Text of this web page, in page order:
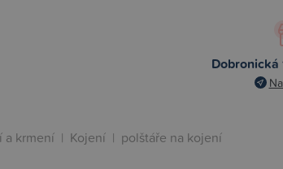
Dobronická
a krmení | Kojení | polštáře na kojení